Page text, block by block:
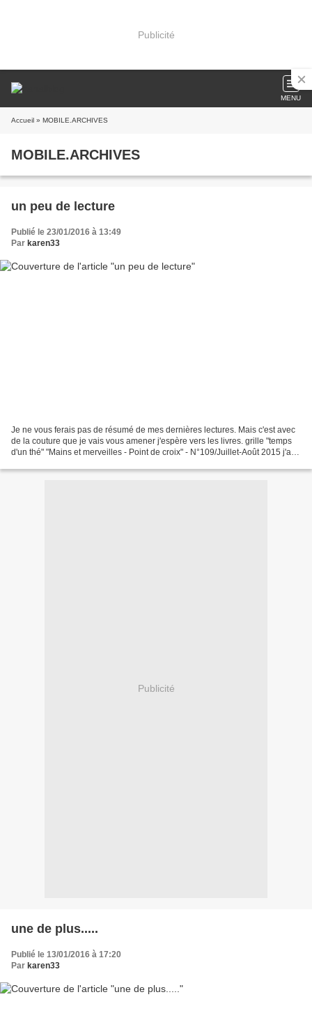
Publicité
MENU
Accueil » MOBILE.ARCHIVES
MOBILE.ARCHIVES
un peu de lecture
Publié le 23/01/2016 à 13:49
Par karen33
Je ne vous ferais pas de résumé de mes dernières lectures. Mais c'est avec
de la couture que je vais vous amener j'espère vers les livres. grille "temps
d'un thé" "Mains et merveilles - Point de croix" - N°109/Juillet-Août 2015 j'ai
Publicité
une de plus.....
Publié le 13/01/2016 à 17:20
Par karen33